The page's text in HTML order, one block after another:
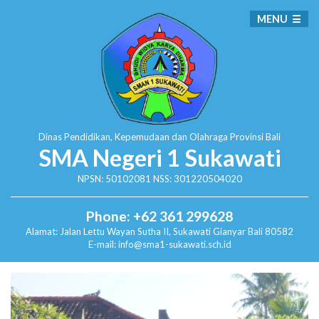
Dinas Pendidikan, Kepemudaan dan Olahraga Provinsi Bali
SMA Negeri 1 Sukawati
NPSN: 50102081 NSS: 301220504020
Phone: +62 361 299628
Alamat: Jalan Lettu Wayan Sutha II, SukawatiGianyar Bali 80582
E-mail: info@sma1-sukawati.sch.id
MENU